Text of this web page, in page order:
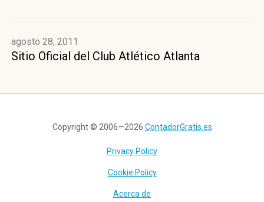
agosto 28, 2011
Sitio Oficial del Club Atlético Atlanta
Copyright © 2006—2026 ContadorGratis.es
Privacy Policy
Cookie Policy
Acerca de